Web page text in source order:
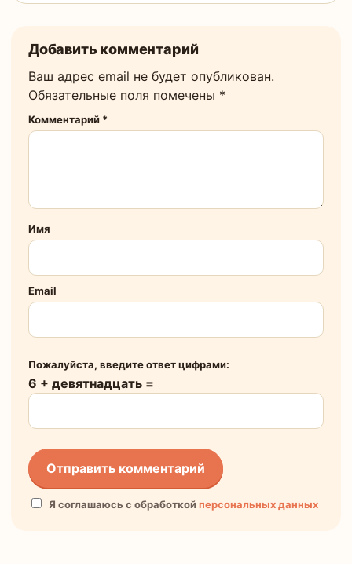
Добавить комментарий
Ваш адрес email не будет опубликован.
Обязательные поля помечены *
Комментарий *
Имя
Email
Пожалуйста, введите ответ цифрами:
6 + девятнадцать =
Я соглашаюсь с обработкойперсональных данных